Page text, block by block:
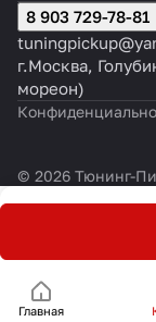
Главная
8 903 729-78-81
г.Москва,
мореон)
© 2026 Тюнинг-